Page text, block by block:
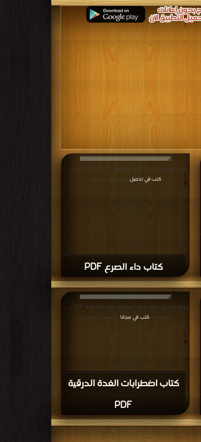
كتاب داء الصرع PDF
قراءة و تحميل كتاب كتاب داء الصرع PDF مجانا | مكتبة >
كتب في تحميل
| التحميل : مرة/مرات
كتاب اضطرابات الغدة الدرقية
PDF
| مكتبة >كتب في مجانا | التحميل : مرة/مرات